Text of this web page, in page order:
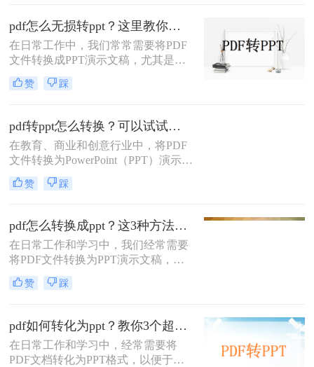
于文档分享和阅读；而PPT则因其强
大的演示功能，成为制作演示文稿的
首选。然而，在某些情况下，我们可
能需要将PDF文件转换为PPT格式以
便进行编辑和演示。那么pdf如何免费
转化为ppt呢？以下是一些免费将PDF
pdf怎么无损转ppt？这里教你这三种方法!！
在日常工作中，我们常常需要将PDF
文件转换成PPT演示文稿，尤其是当
原始PDF文件包含大量图表、图像和
复杂排版时。这种转换的需求通常源
要。然而，保持转换过程中的质量
——即所谓的“无损转换”——是许多
用户所追求的目标。那么pdf怎么无损
转ppt呢？本文将介绍几种有效的方法
来实现PDF到PPT的高质量转换，以
帮助你保留原文档的格式和设计元
赞 踩
pdf转ppt怎么转换？可以试试这三种方法！
在教育、商业和创意行业中，将PDF
文件转换为PowerPoint（PPT）演示文
稿的需求十分常见。无论是为了演
讲、教学还是报告，将静态的PDF内
式，都能让信息的传递更加生动和有
效。那么pdf转ppt怎么转换呢？本文
将详细介绍几种将PDF转换为PPT的
方法，帮助你轻松完成这一转变。
赞 踩
pdf怎么转换成ppt？这3种方法分享给你!！
在日常工作和学习中，我们经常需要
将PDF文件转换为PPT演示文稿，以
便更好地进行展示和编辑。那么pdf怎
么转换成ppt呢？本文将详细介绍几种
转换、使用专业软件、以及利用
Microsoft PowerPoint的特定功能等，
帮助您高效完成转换任务。
赞 踩
pdf如何转化为ppt？教你3个超简单方法！
在日常工作和学习中，经常需要将
PDF文档转化为PPT格式，以便于进